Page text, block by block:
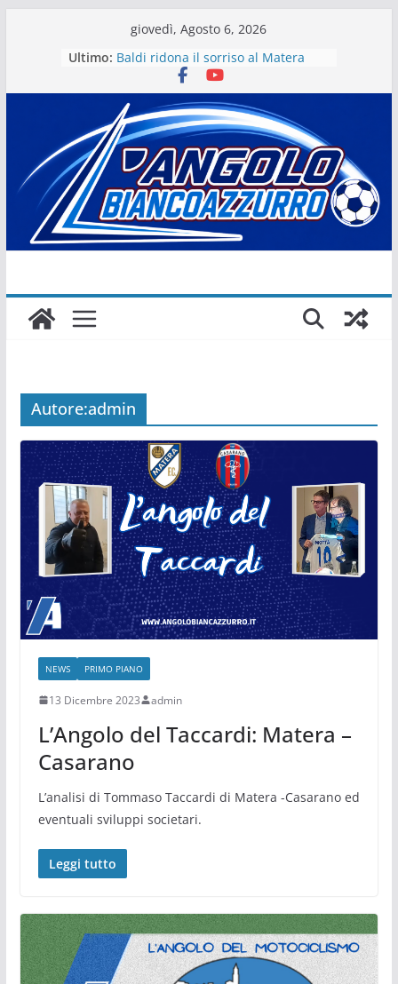
giovedì, Agosto 6, 2026
Ultimo: Baldi ridona il sorriso al Matera
La stagione del Matera 1933 al via
tra i fuochi d’artificio
Il Matera 1933 al lavoro per un
grande futuro. Video intervista col
presidente Michele Motta
Il Bue rinasce. E Matera sogna
Matera – Palmese “nulla” di fatto
Autore:admin
NEWS PRIMO PIANO
13 Dicembre 2023 admin
L’Angolo del Taccardi: Matera –
Casarano
L’analisi di Tommaso Taccardi di Matera -Casarano ed
eventuali sviluppi societari.
Leggi tutto